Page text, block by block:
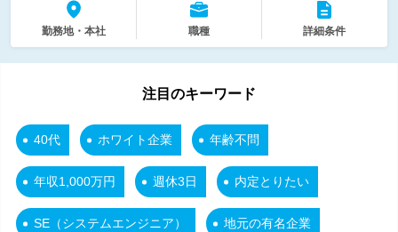
勤務地・本社 職種 詳細条件
注目のキーワード
40代 ホワイト企業 年齢不問
年収1,000万円 週休3日 内定とりたい
SE（システムエンジニア） 地元の有名企業